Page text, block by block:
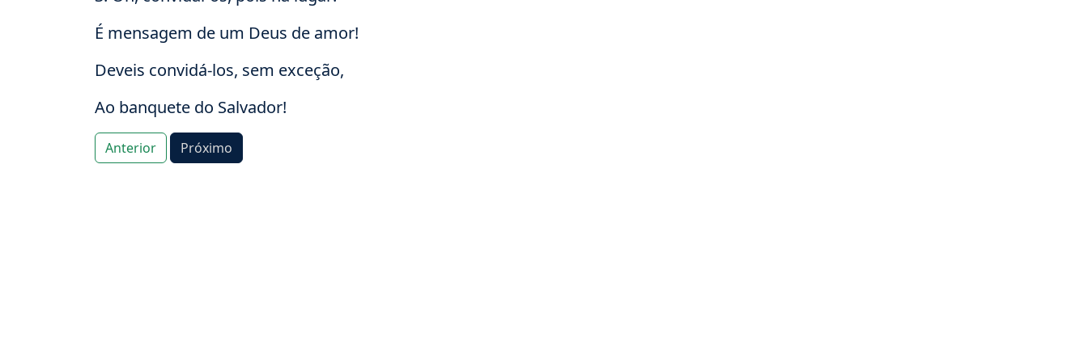
É mensagem de um Deus de amor!
Deveis convidá-los, sem exceção,
Ao banquete do Salvador!
Anterior Próximo